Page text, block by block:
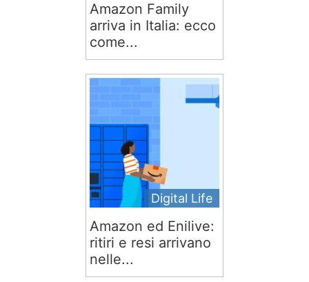
Amazon Family
arriva in Italia: ecco
come...
Digital Life
Amazon ed Enilive:
ritiri e resi arrivano
nelle...